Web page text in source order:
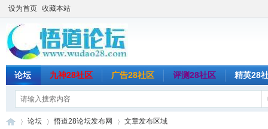
设为首页 收藏本站
论坛 九神28社区 广告28社区 评测28社区 精英28
论坛 悟道28论坛发布网 文章发布区域